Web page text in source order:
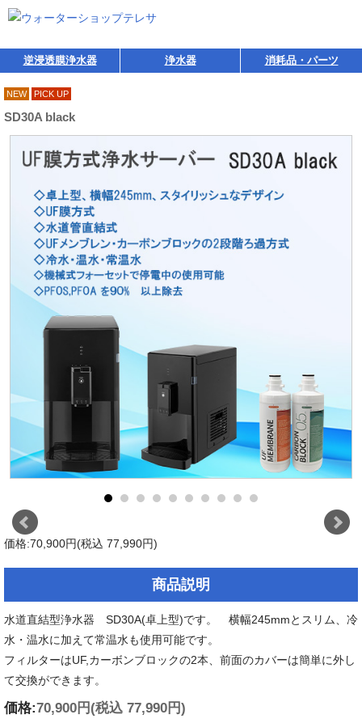
逆浸透膜浄水器 浄水器 消耗品・パーツ
NEW PICK UP
SD30A black
価格:70,900円(税込 77,990円)
商品説明
水道直結型浄水器 SD30A(卓上型)です。 横幅245mmとスリム、冷
水・温水に加えて常温水も使用可能です。
フィルターはUF,カーボンブロックの2本、前面のカバーは簡単に外し
て交換ができます。
価格:70,900円 (税込 77,990円)